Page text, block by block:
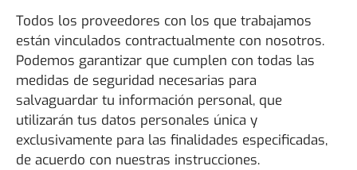
Todos los proveedores con los que trabajamos
están vinculados contractualmente con nosotros.
Podemos garantizar que cumplen con todas las
medidas de seguridad necesarias para
salvaguardar tu información personal, que
utilizarán tus datos personales única y
exclusivamente para las finalidades especificadas,
de acuerdo con nuestras instrucciones.